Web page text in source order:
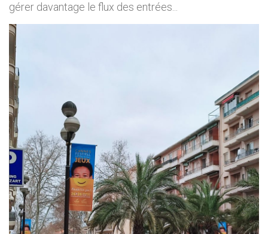
gérer davantage le flux des entrées...